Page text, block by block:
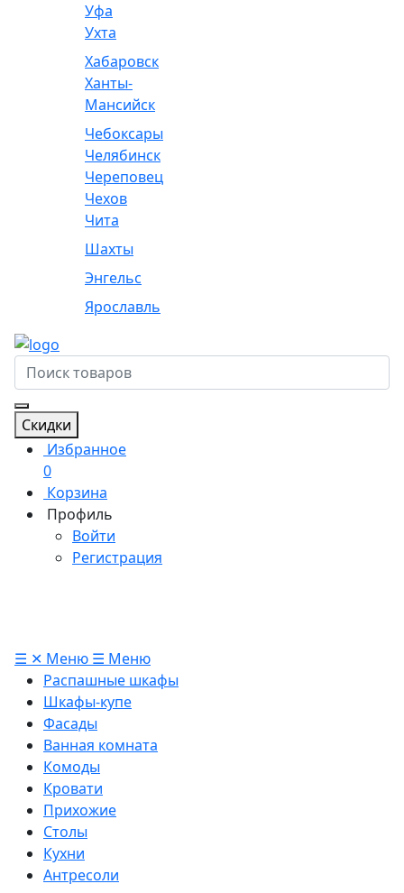
Уфа
Ухта
Хабаровск
Ханты-
Мансийск
Чебоксары
Челябинск
Череповец
Чехов
Чита
Шахты
Энгельс
Ярославль
Скидки
Избранное
0
Корзина
Профиль
Войти
Регистрация
☰ ✕ Меню ☰ Меню
Распашные шкафы
Шкафы-купе
Фасады
Ванная комната
Комоды
Кровати
Прихожие
Столы
Кухни
Антресоли